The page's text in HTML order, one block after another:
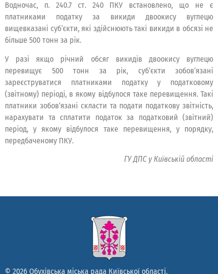
Водночас, п. 240.7 ст. 240 ПКУ встановлено, що не є
платниками податку за викиди двоокису вуглецю
вищевказані суб’єкти, які здійснюють такі викиди в обсязі не
більше 500 тонн за рік.
У разі якщо річний обсяг викидів двоокису вуглецю
перевищує 500 тонн за рік, суб’єкти зобов’язані
зареєструватися платниками податку у податковому
(звітному) періоді, в якому відбулося таке перевищення. Такі
платники зобов’язані скласти та подати податкову звітність,
нарахувати та сплатити податок за податковий (звітний)
період, у якому відбулося таке перевищення, у порядку,
передбаченому ПКУ.
ГУ ДПС у Київській області
© 2026 Обухівська міська рада Київської області.